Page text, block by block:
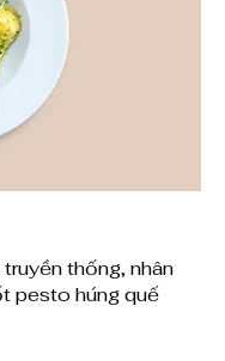
thống, nhân
pesto húng quế